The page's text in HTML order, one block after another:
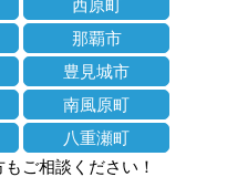
西原町
那覇市
豊見城市
南風原町
八重瀬町
ご相談ください！